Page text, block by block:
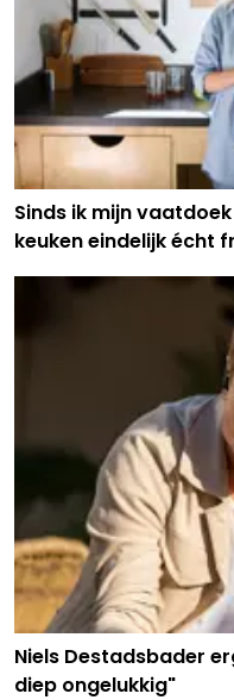
Sinds ik mijn
keuken eindelijk écht
Niels Destadsbader
diep ongelukkig"